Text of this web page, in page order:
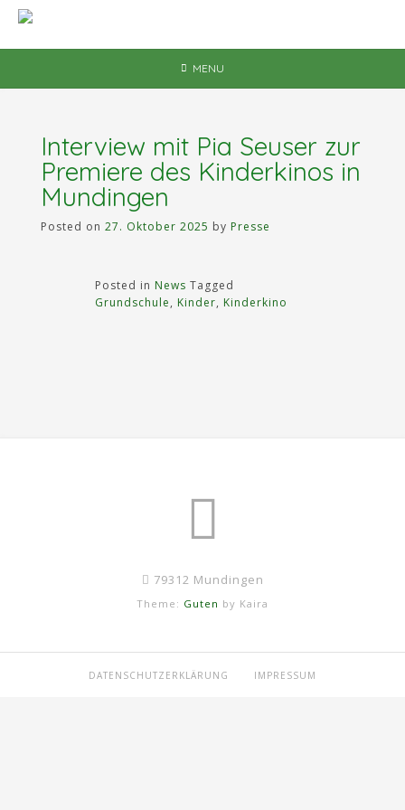
Skip
content
MENU
Interview mit Pia Seuser zur
Premiere des Kinderkinos in
Mundingen
Posted on 27. Oktober 2025 by Presse
Posted in News Tagged
Grundschule, Kinder, Kinderkino
79312 Mundingen
Theme: Guten by Kaira
DATENSCHUTZERKLÄRUNG IMPRESSUM